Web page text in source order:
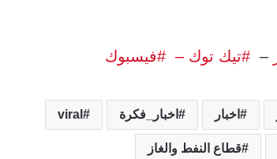
– #تيك توك – #فيسبوك
اخبار اخبار_فكرة viral
قطاع النفط والغاز